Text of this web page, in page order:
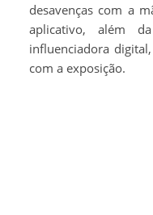
desavenças com a
aplicativo, além
influenciadora
com a exposição.